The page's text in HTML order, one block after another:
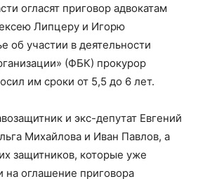
огласят приговор адвокатам
Липцеру и Игорю
об участии в деятельности
(ФБК) прокурор
им сроки от 5,5 до 6 лет.
и экс-депутат Евгений
Михайлова и Иван Павлов, а
защитников, которые уже
на оглашение приговора